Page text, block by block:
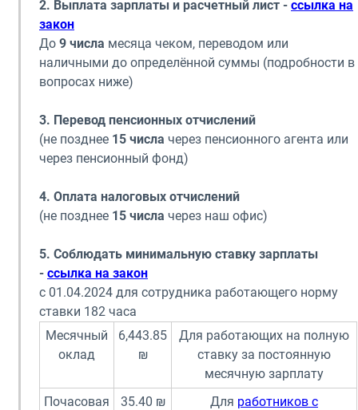
2. Выплата зарплаты и расчетный лист - ссылка на
закон
До 9 числа месяца чеком, переводом или
наличными до определённой суммы (подробности в
вопросах ниже)
3. Перевод пенсионных отчислений
(не позднее 15 числа через пенсионного агента или
через пенсионный фонд)
4. Оплата налоговых отчислений
(не позднее 15 числа через наш офис)
5. Соблюдать минимальную ставку зарплаты
- ссылка на закон
с 01.04.2024 для сотрудника работающего норму
ставки 182 часа
Месячный
оклад
6,443.85
₪
Для работающих на полную
ставку за постоянную
месячную зарплату
Почасовая
35.40 ₪ Для работников с